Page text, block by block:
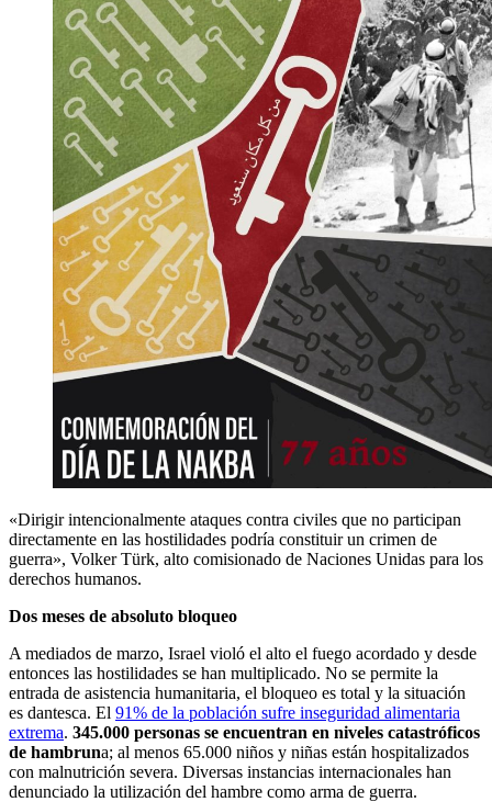
«Dirigir intencionalmente ataques contra civiles que no participan
directamente en las hostilidades podría constituir un crimen de
guerra», Volker Türk, alto comisionado de Naciones Unidas para los
derechos humanos.
Dos meses de absoluto bloqueo
A mediados de marzo, Israel violó el alto el fuego acordado y desde
entonces las hostilidades se han multiplicado. No se permite la
entrada de asistencia humanitaria, el bloqueo es total y la situación
es dantesca. El 91% de la población sufre inseguridad alimentaria
extrema. 345.000 personas se encuentran en niveles catastróficos
de hambruna; al menos 65.000 niños y niñas están hospitalizados
con malnutrición severa. Diversas instancias internacionales han
denunciado la utilización del hambre como arma de guerra.